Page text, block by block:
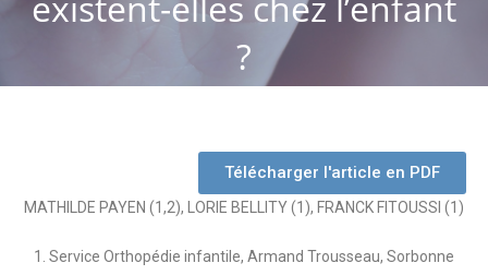
?
Télécharger l'article en PDF
MATHILDE PAYEN (1,2), LORIE BELLITY (1), FRANCK FITOUSSI (1)
1. Service Orthopédie infantile, Armand Trousseau, Sorbonne